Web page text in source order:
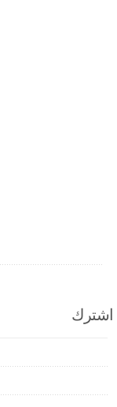
اشترك